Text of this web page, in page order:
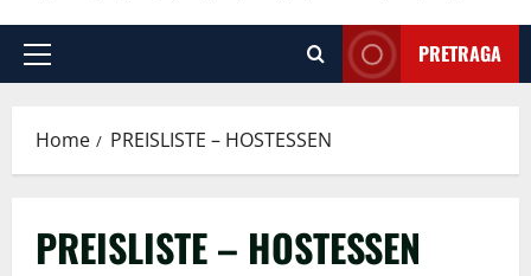
Primary
PRETRAGA
Home PREISLISTE – HOSTESSEN
PREISLISTE – HOSTESSEN